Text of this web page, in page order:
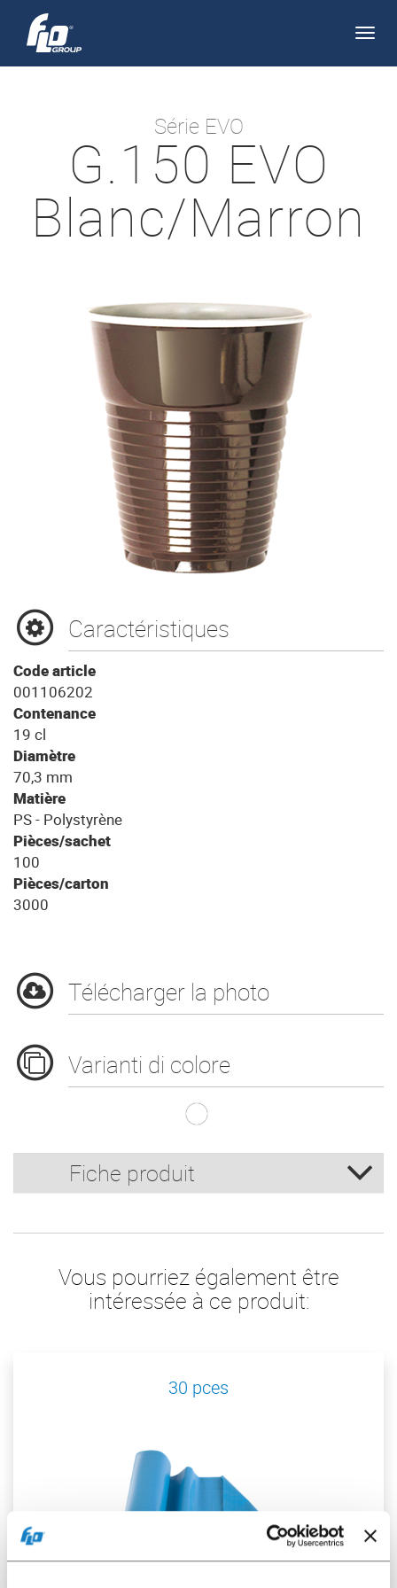
Série EVO
G.150 EVO
Blanc/Marron
Caractéristiques
Code article
001106202
Contenance
19 cl
Diamètre
70,3 mm
Matière
PS - Polystyrène
Pièces/sachet
100
Pièces/carton
3000
Télécharger la photo
Varianti di colore
Fiche produit
Vous pourriez également être
intéressée à ce produit:
30 pces